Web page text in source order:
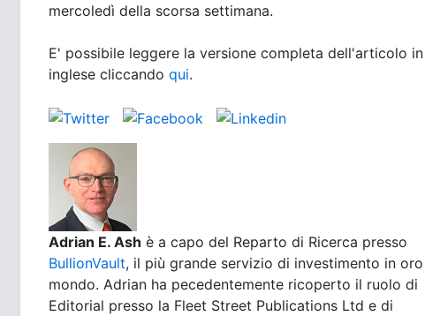
mercoledì della scorsa settimana.
E' possibile leggere la versione completa dell'articolo in
inglese cliccando qui.
Adrian E. Ash è a capo del Reparto di Ricerca presso
BullionVault, il più grande servizio di investimento in
mondo. Adrian ha pecedentemente ricoperto il ruolo di
Editorial presso la Fleet Street Publications Ltd e di